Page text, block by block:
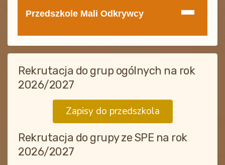
Przedszkole Mali Odkrywcy
Rekrutacja do grup ogólnych na rok
2026/2027
Zapisy do przedszkola
Rekrutacja do grupy ze SPE na rok
2026/2027